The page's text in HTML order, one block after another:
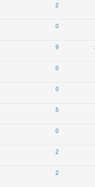
2
0
9
0
0
5
0
2
2